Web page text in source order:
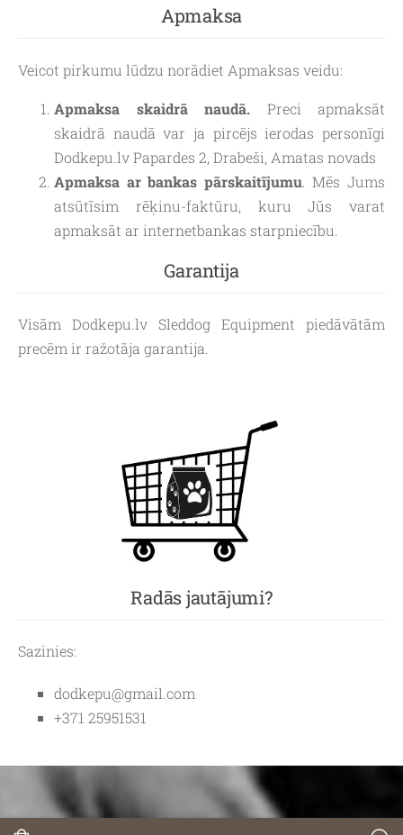
Apmaksa
Veicot pirkumu lūdzu norādiet Apmaksas veidu:
Apmaksa skaidrā naudā. Preci apmaksāt
skaidrā naudā var ja pircējs ierodas personīgi
Dodkepu.lv Papardes 2, Drabeši, Amatas novads
Apmaksa ar bankas pārskaitījumu. Mēs Jums
atsūtīsim rēķinu-faktūru, kuru Jūs varat
apmaksāt ar internetbankas starpniecību.
Garantija
Visām Dodkepu.lv Sleddog Equipment piedāvātām
precēm ir ražotāja garantija.
Radās jautājumi?
Sazinies:
dodkepu@gmail.com
+371 25951531